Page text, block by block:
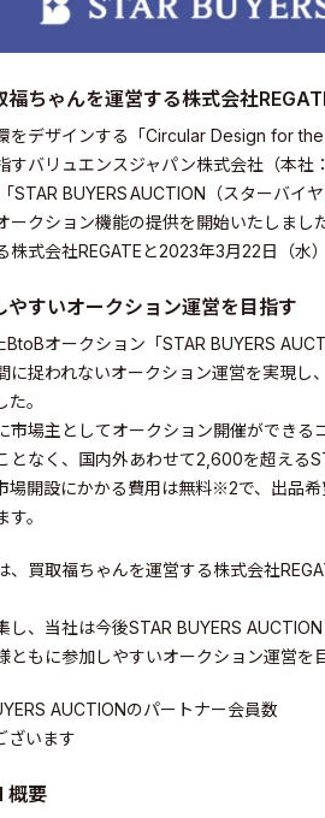
ちゃんを運営する株式会社
をデザインする「Circular Design for
すバリュエンスジャパン株式会社（本
STAR BUYERS AUCTION（スターバイ
ークション機能の提供を開始いたしま
式会社REGATEと2023年3月22日（水
すいオークション運営を目指す
オークション「STAR BUYERS
に捉われないオークション運営を実現
。
市場主としてオークション開催ができ
となく、国内外あわせて2,600を超える
場開設にかかる費用は無料※2で、出品
。
、買取福ちゃんを運営する株式会社
し、当社は今後STAR BUYERS
もに参加しやすいオークション運営を
AUCTIONのパートナー会員数
ざいます
概要